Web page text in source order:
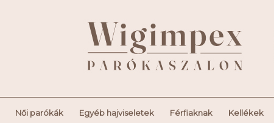
Női parókák Egyéb hajviseletek Férfiaknak Kellékek